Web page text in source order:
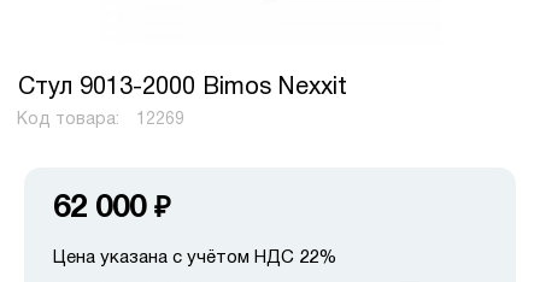
Стул 9013-2000 Bimos Nexxit
Код товара: 12269
62 000 ₽
Цена указана с учётом НДС 22%